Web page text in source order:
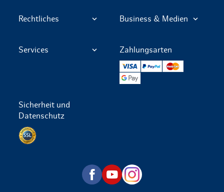
Rechtliches Business & Medien
Services Zahlungsarten
VISA PayPal
Sicherheit und
Datenschutz